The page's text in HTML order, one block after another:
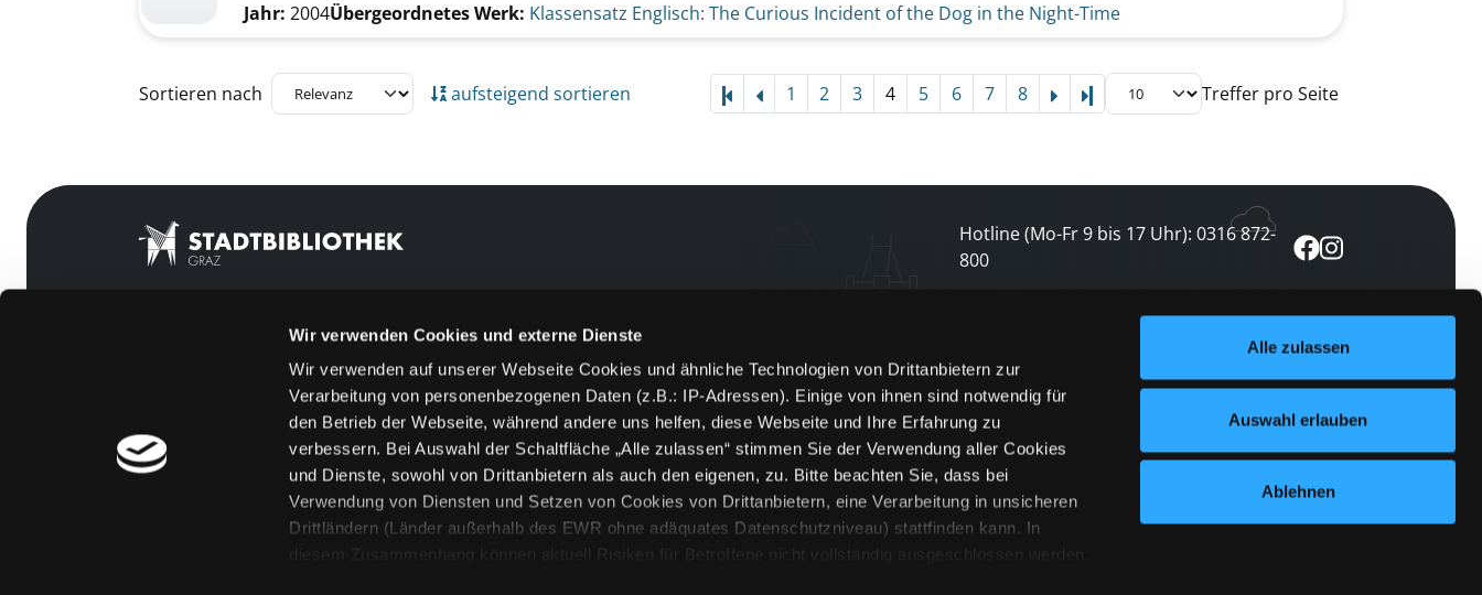
Wir verwenden Cookies und externe Dienste
Wir verwenden auf unserer Webseite Cookies und ähnliche Technologien von Drittanbietern zur
Verarbeitung von personenbezogenen Daten (z.B.: IP-Adressen). Einige von ihnen sind notwendig für
den Betrieb der Webseite, während andere uns helfen, diese Webseite und Ihre Erfahrung zu
verbessern. Bei Auswahl der Schaltfläche „Alle zulassen“ stimmen Sie der Verwendung aller Cookies
und Dienste, sowohl von Drittanbietern als auch den eigenen, zu. Bitte beachten Sie, dass bei
Verwendung von Diensten und Setzen von Cookies von Drittanbietern, eine Verarbeitung in unsicheren
Drittländern (Länder außerhalb des EWR ohne adäquates Datenschutzniveau) stattfinden kann. In
diesem Zusammenhang können aktuell Risiken für Betroffene nicht vollständig ausgeschlossen werden.
Alle zulassen
Auswahl erlauben
Ablehnen
Jahr: 2004Übergeordnetes Werk: Klassensatz Englisch: The Curious Incident of the Dog in the Night-Time
Zu den Suchfiltern springen
Sortieren nach aufsteigend sortieren 1 2 3 4 5 6 7 8 Letzte Seite Treffer pro Seite
Hotline (Mo-Fr 9 bis 17 Uhr): 0316 872-
800
[kju:b]
Feedback
Kontakt
Über uns
Jobs
Medienwunsch
FAQs
Newsletter abonnieren
und keine Veranstaltung verpassen
jetzt abonnieren